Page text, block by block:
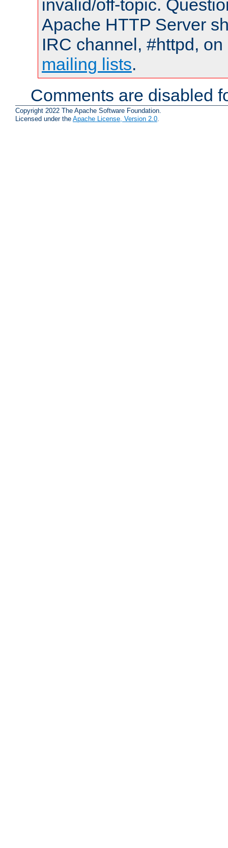
invalid/off-topic.
Apache HTTP Server
IRC channel, #httpd,
mailing lists.
Comments are disabled
Copyright 2022 The Apache Software Foundation.
Licensed under the Apache License, Version 2.0.